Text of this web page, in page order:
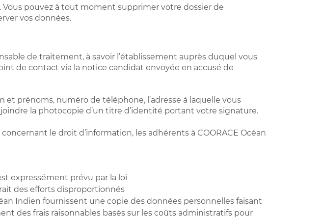
pouvez à tout moment supprimer votre dossier de
vos données.
de traitement, à savoir l’établissement auprès duquel vous
de contact via la notice candidat envoyée en accusé de
prénoms, numéro de téléphone, l’adresse à laquelle vous
la photocopie d’un titre d’identité portant votre signature.
le droit d’information, les adhérents à COORACE Océan
expressément prévu par la loi
des efforts disproportionnés
Indien fournissent une copie des données personnelles faisant
des frais raisonnables basés sur les coûts administratifs pour